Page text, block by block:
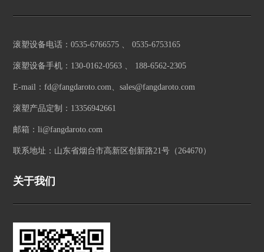
滚塑设备电话：0535-6766575 、 0535-6753165
滚塑设备手机：130-0162-0563 、 188-6562-2305
E-mail：fd@fangdaroto.com、sales@fangdaroto.com
滚塑产品定制：13356942661
邮箱：li@fangdaroto.com
联系地址：山东省烟台市高新区创新路21号（264670）
关于我们